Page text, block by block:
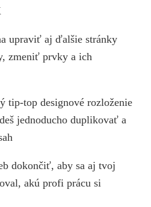
upraviť aj ďalšie stránky
zmeniť prvky a ich
tip-top designové rozloženie
jednoducho duplikovať a
dokončiť, aby sa aj tvoj
akú profi prácu si